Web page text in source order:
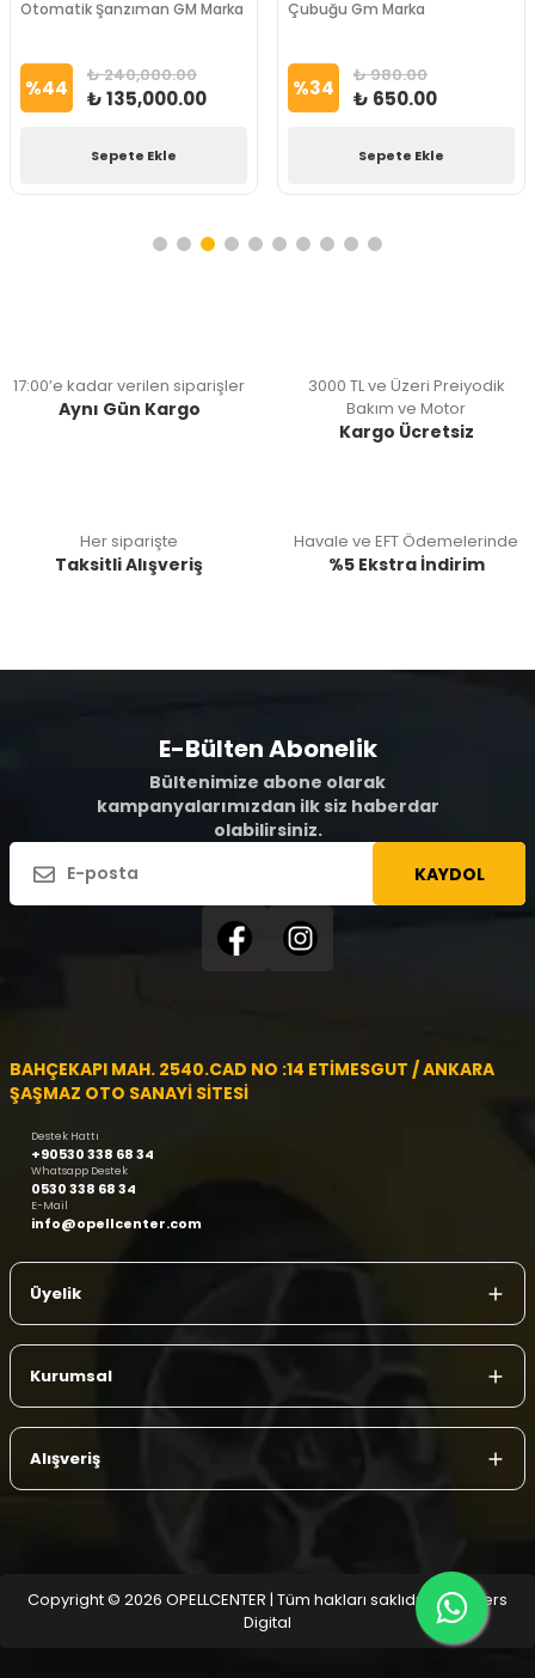
Otomatik Şanzıman GM Marka
%44 ₺ 240,000.00
₺ 135,000.00
Sepete Ekle
Çubuğu Gm Marka
%34 ₺ 980.00
₺ 650.00
Sepete Ekle
17:00’e kadar verilen siparişler
Aynı Gün Kargo
3000 TL ve Üzeri Preiyodik
Bakım ve Motor
Kargo Ücretsiz
Her siparişte
Taksitli Alışveriş
Havale ve EFT Ödemelerinde
%5 Ekstra İndirim
E-Bülten Abonelik
Bültenimize abone olarak
kampanyalarımızdan ilk siz haberdar
olabilirsiniz.
KAYDOL
BAHÇEKAPI MAH. 2540.CAD NO :14 ETİMESGUT / ANKARA
ŞAŞMAZ OTO SANAYİ SİTESİ
Destek Hattı
+90530 338 68 34
Whatsapp Destek
0530 338 68 34
E-Mail
info@opellcenter.com
Üyelik
Kurumsal
Alışveriş
Copyright © 2026 OPELLCENTER | Tüm hakları saklıdır.
| Reliefers
Digital